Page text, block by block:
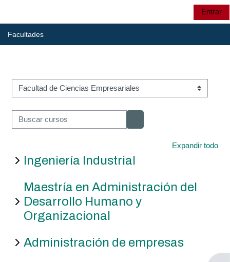
Selector de
UTP
CRIE
Cursos:
listado
Entrar
Facultades
Categorías
Buscar cursos
Expandir todo
Ingeniería Industrial
Maestría en Administración del
Desarrollo Humano y
Organizacional
Administración de empresas